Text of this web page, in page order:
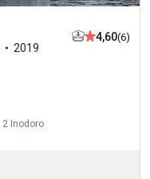
2019
4,60(6)
2 Inodoro